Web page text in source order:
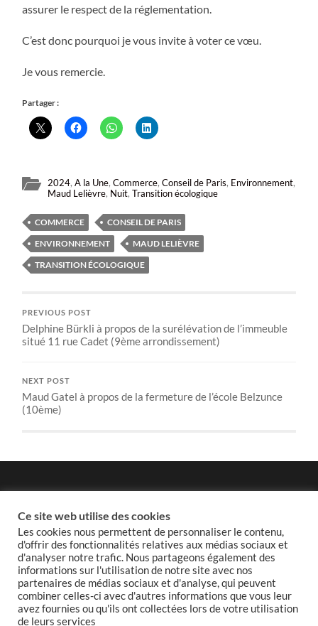
assurer le respect de la réglementation.
C’est donc pourquoi je vous invite à voter ce vœu.
Je vous remercie.
Partager :
2024,A la Une,Commerce,Conseil de Paris, Environnement,
Maud Lelièvre, Nuit,Transition écologique
COMMERCE
CONSEIL DE PARIS
ENVIRONNEMENT
MAUD LELIÈVRE
TRANSITION ÉCOLOGIQUE
PREVIOUS POST
Delphine Bürkli à propos de la surélévation de l’immeuble
situé 11 rue Cadet (9ème arrondissement)
NEXT POST
Maud Gatel à propos de la fermeture de l’école Belzunce
(10ème)
Politique de cookies
Ce site web utilise des cookies
Les cookies nous permettent de personnaliser le contenu,
d'offrir des fonctionnalités relatives aux médias sociaux et
d'analyser notre trafic. Nous partageons également des
informations sur l'utilisation de notre site avec nos
partenaires de médias sociaux et d'analyse, qui peuvent
combiner celles-ci avec d'autres informations que vous leur
avez fournies ou qu'ils ont collectées lors de votre utilisation
de leurs services